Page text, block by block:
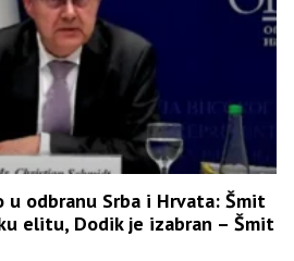
odbranu Srba i Hrvata: Šmit
elitu, Dodik je izabran – Šmit